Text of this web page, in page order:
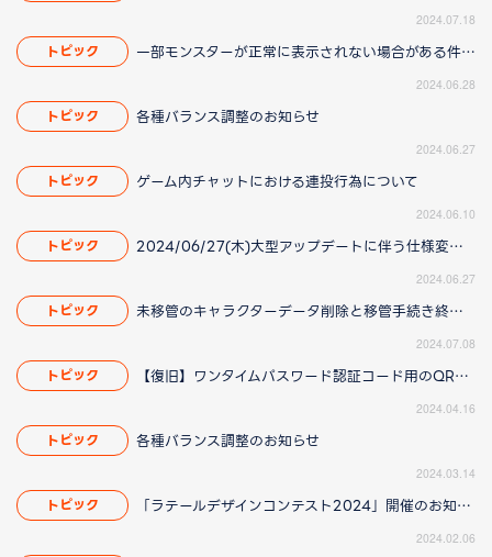
2024.07.18
トピック 一部モンスターが正常に表示されない場合がある件について（2024/07/11 16:20更新）
2024.06.28
トピック 各種バランス調整のお知らせ
2024.06.27
トピック ゲーム内チャットにおける連投行為について
2024.06.10
トピック 2024/06/27(木)大型アップデートに伴う仕様変更のお知らせ
2024.06.27
トピック 未移管のキャラクターデータ削除と移管手続き終了に関するお知らせ（2024/07/08 14:10更新）
2024.07.08
トピック 【復旧】ワンタイムパスワード認証コード用のQR画像について
2024.04.16
トピック 各種バランス調整のお知らせ
2024.03.14
トピック 「ラテールデザインコンテスト2024」開催のお知らせ
2024.02.06